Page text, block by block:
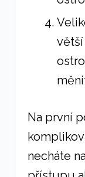
větší
Na první
necháte